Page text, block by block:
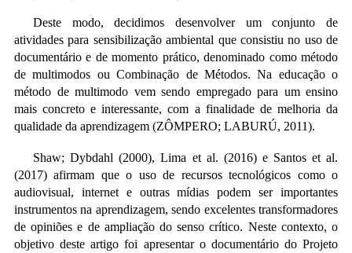
Deste modo, decidimos desenvolver um conjunto de
atividades para sensibilização ambiental que consistiu no uso de
documentário e de momento prático, denominado como método
de multimodos ou Combinação de Métodos. Na educação o
método de multimodo vem sendo empregado para um ensino
mais concreto e interessante, com a finalidade de melhoria da
qualidade da aprendizagem (ZÔMPERO; LABURÚ, 2011).
Shaw; Dybdahl (2000), Lima et al. (2016) e Santos et al.
(2017) afirmam que o uso de recursos tecnológicos como o
audiovisual, internet e outras mídias podem ser importantes
instrumentos na aprendizagem, sendo excelentes transformadores
de opiniões e de ampliação do senso crítico. Neste contexto, o
objetivo deste artigo foi apresentar o documentário do Projeto